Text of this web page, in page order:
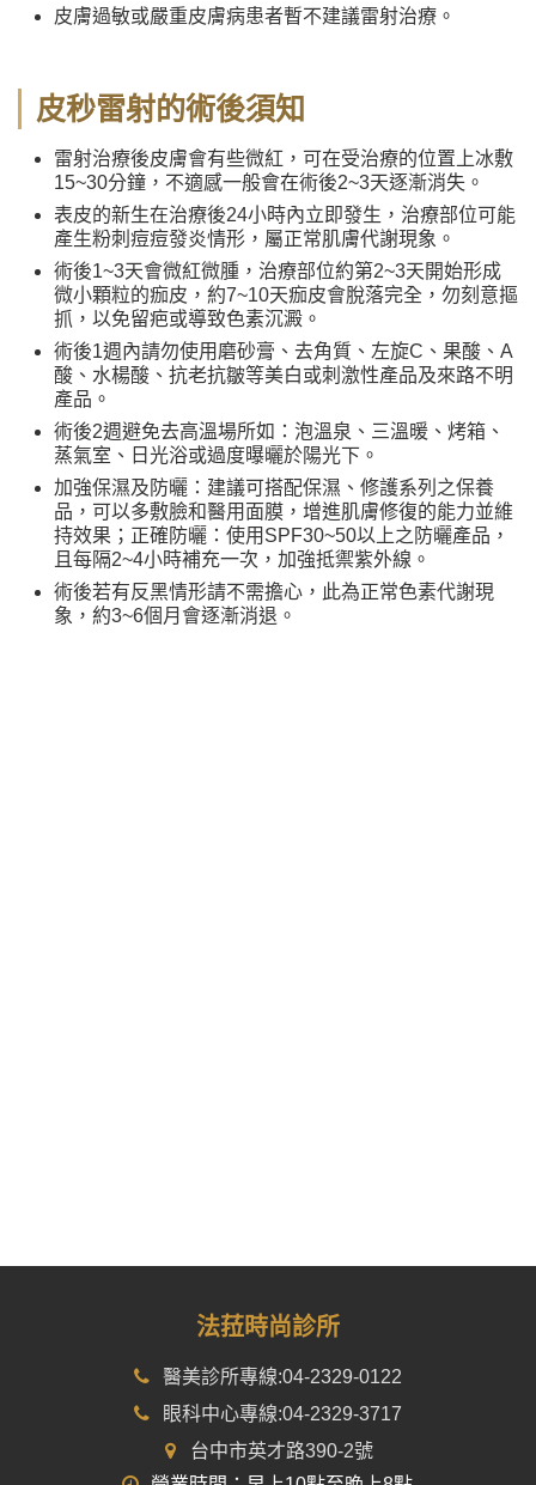
皮膚過敏或嚴重皮膚病患者暫不建議雷射治療。
皮秒雷射的術後須知
雷射治療後皮膚會有些微紅，可在受治療的位置上冰敷
15~30分鐘，不適感一般會在術後2~3天逐漸消失。
表皮的新生在治療後24小時內立即發生，治療部位可能
產生粉刺痘痘發炎情形，屬正常肌膚代謝現象。
術後1~3天會微紅微腫，治療部位約第2~3天開始形成
微小顆粒的痂皮，約7~10天痂皮會脫落完全，勿刻意摳
抓，以免留疤或導致色素沉澱。
術後1週內請勿使用磨砂膏、去角質、左旋C、果酸、A
酸、水楊酸、抗老抗皺等美白或刺激性產品及來路不明
產品。
術後2週避免去高溫場所如：泡溫泉、三溫暖、烤箱、
蒸氣室、日光浴或過度曝曬於陽光下。
加強保濕及防曬：建議可搭配保濕、修護系列之保養
品，可以多敷臉和醫用面膜，增進肌膚修復的能力並維
持效果；正確防曬：使用SPF30~50以上之防曬產品，
且每隔2~4小時補充一次，加強抵禦紫外線。
術後若有反黑情形請不需擔心，此為正常色素代謝現
象，約3~6個月會逐漸消退。
法菈時尚診所
醫美診所專線:04-2329-0122
眼科中心專線:04-2329-3717
台中市英才路390-2號